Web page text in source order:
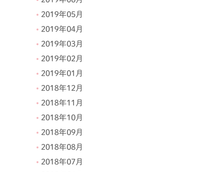
2019年05月
2019年04月
2019年03月
2019年02月
2019年01月
2018年12月
2018年11月
2018年10月
2018年09月
2018年08月
2018年07月